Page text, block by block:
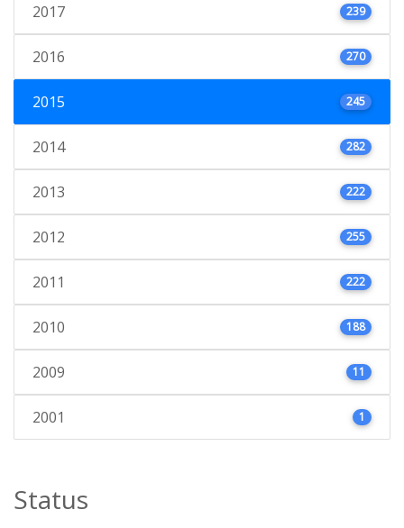
2017 239
2016 270
2015 245
2014 282
2013 222
2012 255
2011 222
2010 188
2009 11
2001 1
Status